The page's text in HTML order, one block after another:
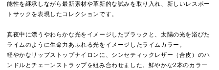
能性を継承しながら最新素材や革新的な試みを取り入れ、新しいレスポー
トサックを表現したコレクションです。
真夜中に漂うやわらかな光をイメージしたブラックと、太陽の光を浴びた
ライムのように生命力あふれる光をイメージしたライムカラー。
軽やかなリップストップナイロンに、シンセティックレザー（合皮）のハ
ンドルとチェーンストラップを組み合わせました。鮮やかな2本のカラー